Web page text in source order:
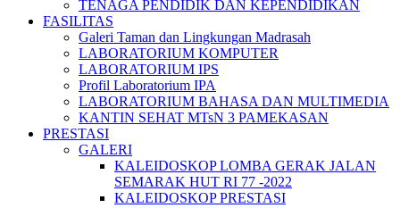
TENAGA PENDIDIK DAN KEPENDIDIKAN
FASILITAS
Galeri Taman dan Lingkungan Madrasah
LABORATORIUM KOMPUTER
LABORATORIUM IPS
Profil Laboratorium IPA
LABORATORIUM BAHASA DAN MULTIMEDIA
KANTIN SEHAT MTsN 3 PAMEKASAN
PRESTASI
GALERI
KALEIDOSKOP LOMBA GERAK JALAN
SEMARAK HUT RI 77 -2022
KALEIDOSKOP PRESTASI